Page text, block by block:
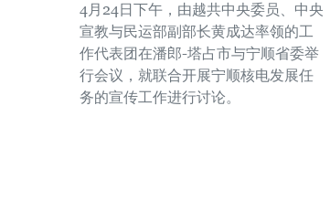
4月24日下午，由越共中央委员、中央
宣教与民运部副部长黄成达率领的工
作代表团在潘郎-塔占市与宁顺省委举
行会议，就联合开展宁顺核电发展任
务的宣传工作进行讨论。